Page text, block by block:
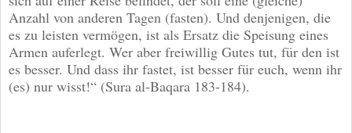
Anzahl von anderen Tagen (fasten). Und denjenigen, die
es zu leisten vermögen, ist als Ersatz die Speisung eines
Armen auferlegt. Wer aber freiwillig Gutes tut, für den ist
es besser. Und dass ihr fastet, ist besser für euch, wenn ihr
(es) nur wisst!“ (Sura al-Baqara 183-184).